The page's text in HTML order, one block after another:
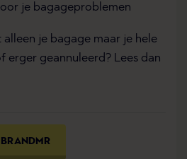
je bagageproblemen
alleen je bagage maar je hele
erger geannuleerd? Lees dan